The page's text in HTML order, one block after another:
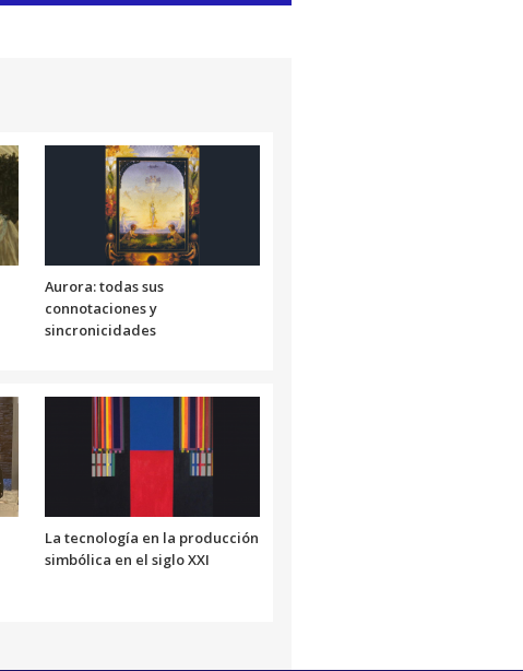
volumen.
Aurora: todas sus
connotaciones y
sincronicidades
La tecnología en la producción
simbólica en el siglo XXI